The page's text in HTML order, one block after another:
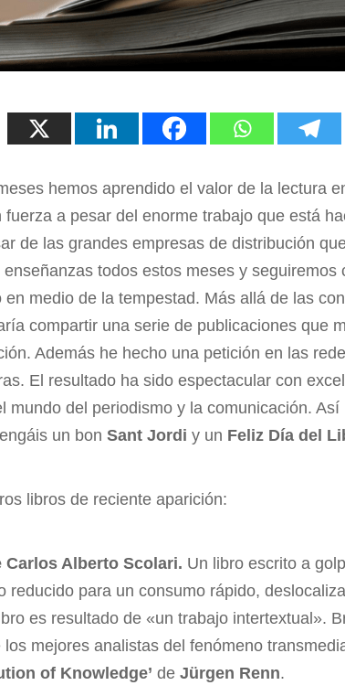
hemos aprendido el valor de la lectura
a pesar del enorme trabajo que está
de las grandes empresas de distribución
todos estos meses y
medio de la tempestad. Más allá de las
compartir una serie de publicaciones que
Además he hecho una petición en las
El resultado ha sido espectacular con
mundo del periodismo y la comunicación.
un bonSant Jordiy un Feliz Día del
libros de reciente aparición:
Carlos Alberto Scolari. Un libro escrito a
reducido para un consumo rápido,
es resultado de «un trabajo intertextual».
mejores analistas del fenómeno
of Knowledge’ de Jürgen Renn.